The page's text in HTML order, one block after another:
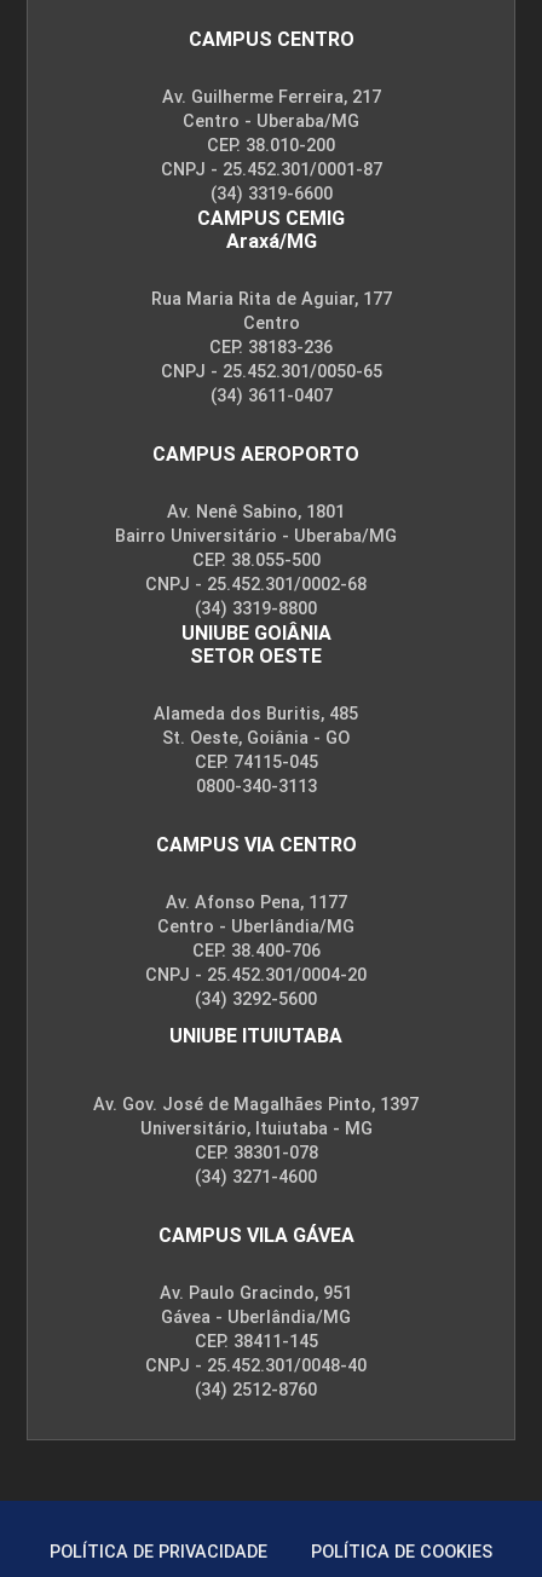
CAMPUS CENTRO
Av. Guilherme Ferreira, 217
Centro - Uberaba/MG
CEP. 38.010-200
CNPJ - 25.452.301/0001-87
(34) 3319-6600
CAMPUS CEMIG
Araxá/MG
Rua Maria Rita de Aguiar, 177
Centro
CEP. 38183-236
CNPJ - 25.452.301/0050-65
(34) 3611-0407
CAMPUS AEROPORTO
Av. Nenê Sabino, 1801
Bairro Universitário - Uberaba/MG
CEP. 38.055-500
CNPJ - 25.452.301/0002-68
(34) 3319-8800
UNIUBE GOIÂNIA
SETOR OESTE
Alameda dos Buritis, 485
St. Oeste, Goiânia - GO
CEP. 74115-045
0800-340-3113
CAMPUS VIA CENTRO
Av. Afonso Pena, 1177
Centro - Uberlândia/MG
CEP. 38.400-706
CNPJ - 25.452.301/0004-20
(34) 3292-5600
UNIUBE ITUIUTABA
Av. Gov. José de Magalhães Pinto, 1397
Universitário, Ituiutaba - MG
CEP. 38301-078
(34) 3271-4600
CAMPUS VILA GÁVEA
Av. Paulo Gracindo, 951
Gávea - Uberlândia/MG
CEP. 38411-145
CNPJ - 25.452.301/0048-40
(34) 2512-8760
POLÍTICA DE PRIVACIDADE POLÍTICA DE COOKIES